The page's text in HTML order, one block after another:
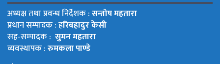
अध्यक्ष तथा प्रवन्ध निर्देशक :सन्तोष महतारा
प्रधान सम्पादक : हरिबहादुर केसी
सह-सम्पादक : सुमन महतारा
व्यवस्थापक :रुमकला पाण्डे